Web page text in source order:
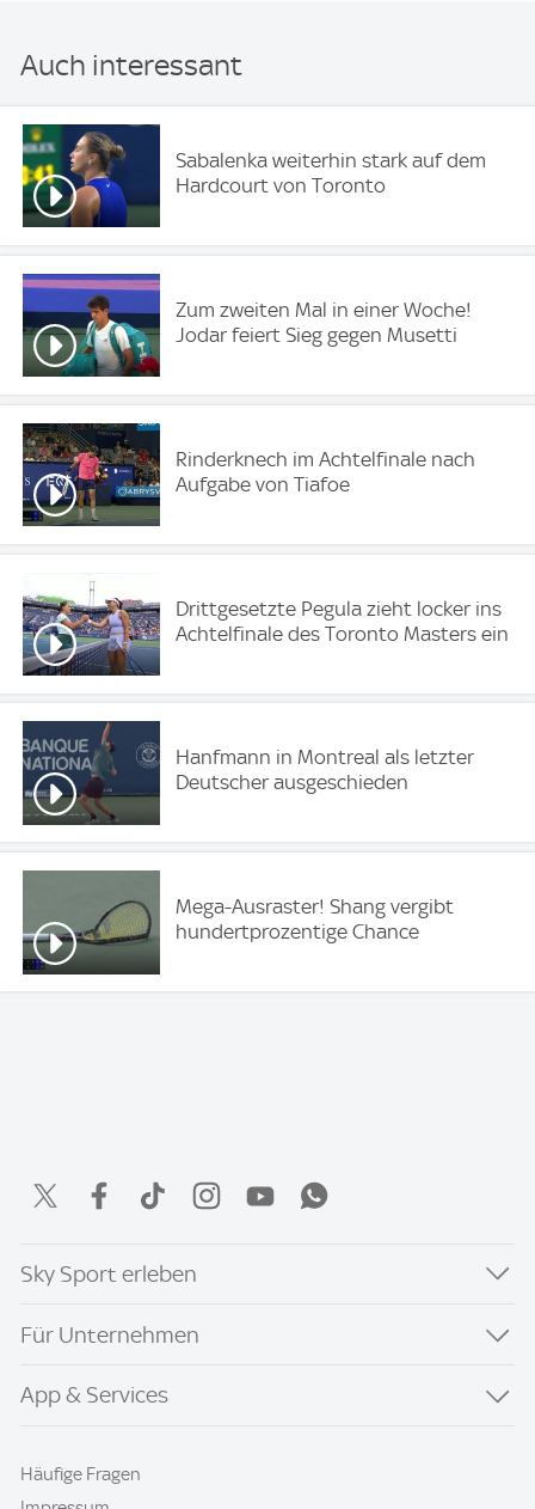
Auch interessant
Sabalenka weiterhin stark auf dem
Hardcourt von Toronto
Zum zweiten Mal in einer Woche!
Jodar feiert Sieg gegen Musetti
Rinderknech im Achtelfinale nach
Aufgabe von Tiafoe
Drittgesetzte Pegula zieht locker ins
Achtelfinale des Toronto Masters ein
Hanfmann in Montreal als letzter
Deutscher ausgeschieden
Mega-Ausraster! Shang vergibt
hundertprozentige Chance
Sky Sport erleben
Für Unternehmen
App & Services
Häufige Fragen